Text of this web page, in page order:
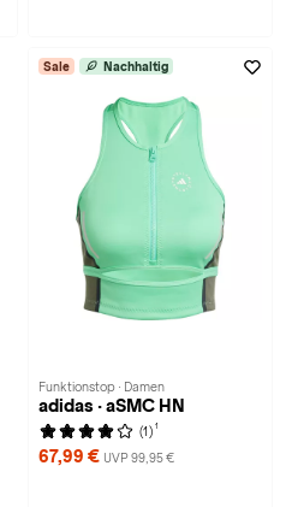
Sale Nachhaltig
Funktionstop · Damen
adidas · aSMC HN
(1) 1
67,99 € UVP 99,95 €